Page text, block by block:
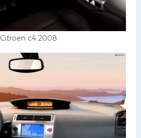
Citroen c4 2008